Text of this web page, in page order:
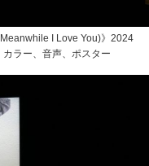
I Love You)》2024
ラー、音声、ポスター